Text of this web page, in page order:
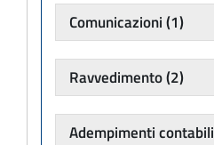
Comunicazioni(1)
Ravvedimento(2)
Adempimenti contabili